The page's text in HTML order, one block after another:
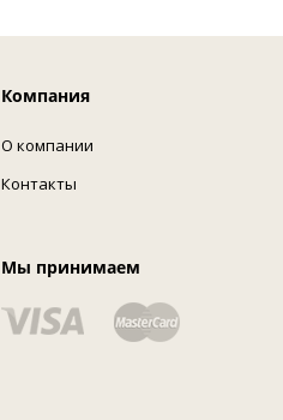
Компания
О компании
Контакты
Мы принимаем